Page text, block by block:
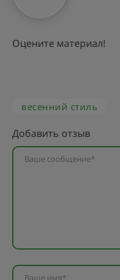
Оцените материал!
весенний стиль
Добавить отзыв
Ваше сообщение*
Ваше имя*